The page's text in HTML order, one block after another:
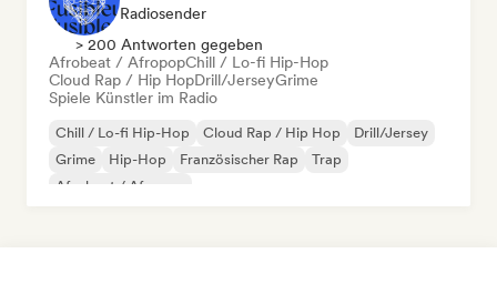
Radiosender
> 200 Antworten gegeben
Afrobeat / AfropopChill / Lo-fi Hip-Hop
Cloud Rap / Hip HopDrill/JerseyGrime
Spiele Künstler im Radio
Chill / Lo-fi Hip-Hop Cloud Rap / Hip Hop
Drill/Jersey
Grime
Hip-Hop Französischer Rap
Trap
Afrobeat / Afropop